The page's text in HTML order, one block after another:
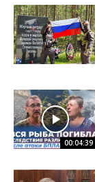
00:04:39